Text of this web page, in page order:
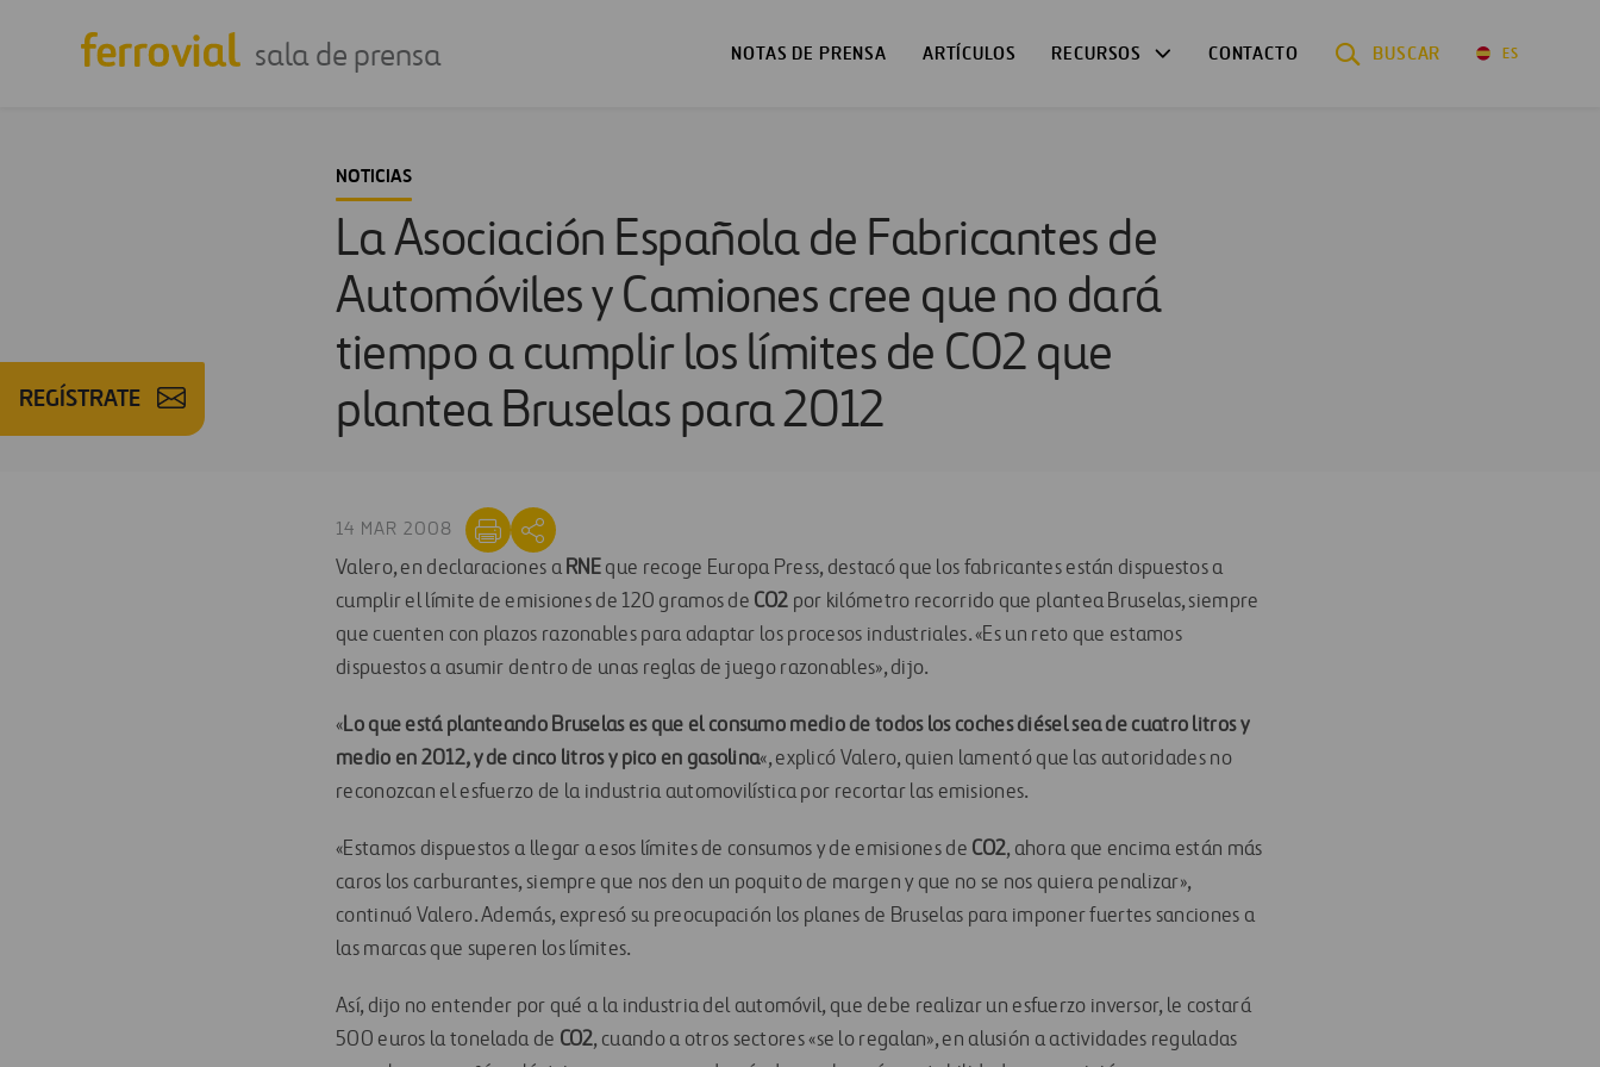
sala de prensa NOTAS DE PRENSA ARTÍCULOS RECURSOS CONTACTO BUSCAR ES
REGÍSTRATE
NOTICIAS
La Asociación Española de Fabricantes de
Automóviles y Camiones cree que no dará
tiempo a cumplir los límites de CO2 que
plantea Bruselas para 2012
14 MAR 2008
Valero, en declaraciones a RNE que recoge Europa Press, destacó que los fabricantes están dispuestos a
cumplir el límite de emisiones de 120 gramos de CO2 por kilómetro recorrido que plantea Bruselas, siempre
que cuenten con plazos razonables para adaptar los procesos industriales. «Es un reto que estamos
dispuestos a asumir dentro de unas reglas de juego razonables», dijo.
«Lo que está planteando Bruselas es que el consumo medio de todos los coches diésel sea de cuatro litros y
medio en 2012, y de cinco litros y pico en gasolina«, explicó Valero, quien lamentó que las autoridades no
reconozcan el esfuerzo de la industria automovilística por recortar las emisiones.
«Estamos dispuestos a llegar a esos límites de consumos y de emisiones de CO2, ahora que encima están más
caros los carburantes, siempre que nos den un poquito de margen y que no se nos quiera penalizar»,
continuó Valero. Además, expresó su preocupación los planes de Bruselas para imponer fuertes sanciones a
las marcas que superen los límites.
Así, dijo no entender por qué a la industria del automóvil, que debe realizar un esfuerzo inversor, le costará
500 euros la tonelada de CO2, cuando a otros sectores «se lo regalan», en alusión a actividades reguladas